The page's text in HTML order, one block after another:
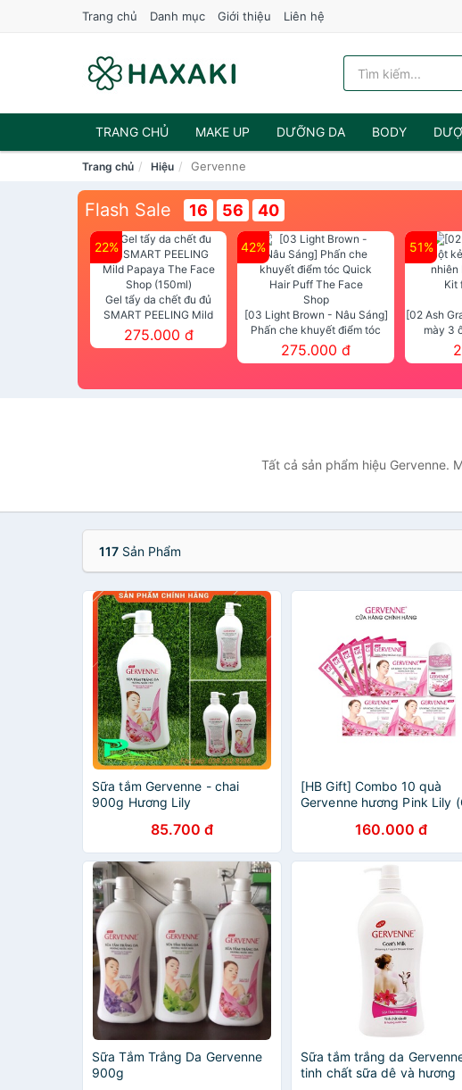
Trang chủ Danh mục Giới thiệu Liên hệ
TRANG CHỦ MAKE UP DƯỠNG DA BODY
NƯỚC HOA
Trang chủ Hiệu Gervenne
Flash Sale 16 56 38
22%
Gel tẩy da chết đu đủ
SMART PEELING Mild
Papaya The Face Shop
(150ml)
275.000 đ
42%
[03 Light Brown - Nâu Sáng]
Phấn che khuyết điểm tóc
Quick Hair Puff The Face Shop
275.000 đ
51%
[02 Ash
mày 3
Powder
Tất cả sản phẩm hiệu Gervenne.
117 Sản Phẩm
Sữa tắm Gervenne - chai
900g Hương Lily
85.700 đ
[HB Gift] Combo 10 quà
Gervenne hương Pink Lily
tắm 90gr + Lăn khử mùi
160.000 đ
Sữa Tắm Trắng Da Gervenne
900g
Sữa tắm trắng da
tinh chất sữa dê và hương